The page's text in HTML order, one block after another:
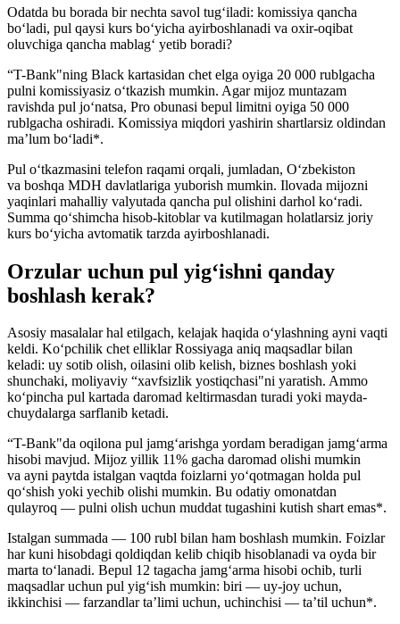
Odatda bu borada bir nechta savol tug‘iladi: komissiya qancha
bo‘ladi, pul qaysi kurs bo‘yicha ayirboshlanadi va oxir-oqibat
oluvchiga qancha mablag‘ yetib boradi?
“T-Bank"ning Black kartasidan chet elga oyiga 20 000 rublgacha
pulni komissiyasiz o‘tkazish mumkin. Agar mijoz muntazam
ravishda pul jo‘natsa, Pro obunasi bepul limitni oyiga 50 000
rublgacha oshiradi. Komissiya miqdori yashirin shartlarsiz oldindan
ma’lum bo‘ladi*.
Pul o‘tkazmasini telefon raqami orqali, jumladan, O‘zbekiston
va boshqa MDH davlatlariga yuborish mumkin. Ilovada mijozni
yaqinlari mahalliy valyutada qancha pul olishini darhol ko‘radi.
Summa qo‘shimcha hisob-kitoblar va kutilmagan holatlarsiz joriy
kurs bo‘yicha avtomatik tarzda ayirboshlanadi.
Orzular uchun pul yig‘ishni qanday
boshlash kerak?
Asosiy masalalar hal etilgach, kelajak haqida o‘ylashning ayni vaqti
keldi. Ko‘pchilik chet elliklar Rossiyaga aniq maqsadlar bilan
keladi: uy sotib olish, oilasini olib kelish, biznes boshlash yoki
shunchaki, moliyaviy “xavfsizlik yostiqchasi"ni yaratish. Ammo
ko‘pincha pul kartada daromad keltirmasdan turadi yoki mayda-
chuydalarga sarflanib ketadi.
“T-Bank"da oqilona pul jamg‘arishga yordam beradigan jamg‘arma
hisobi mavjud. Mijoz yillik 11% gacha daromad olishi mumkin
va ayni paytda istalgan vaqtda foizlarni yo‘qotmagan holda pul
qo‘shish yoki yechib olishi mumkin. Bu odatiy omonatdan
qulayroq — pulni olish uchun muddat tugashini kutish shart emas*.
Istalgan summada — 100 rubl bilan ham boshlash mumkin. Foizlar
har kuni hisobdagi qoldiqdan kelib chiqib hisoblanadi va oyda bir
marta to‘lanadi. Bepul 12 tagacha jamg‘arma hisobi ochib, turli
maqsadlar uchun pul yig‘ish mumkin: biri — uy-joy uchun,
ikkinchisi — farzandlar ta’limi uchun, uchinchisi — ta’til uchun*.